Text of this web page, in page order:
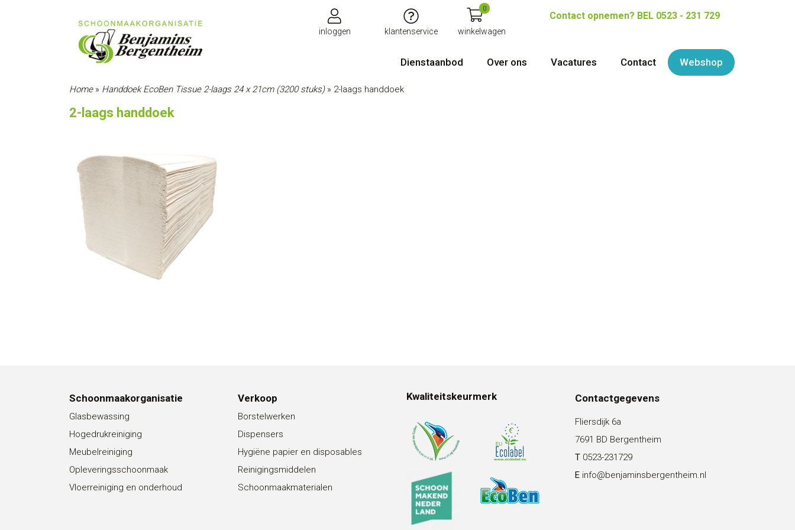
inloggen klantenservice
0
winkelwagen
Contact opnemen? BEL 0523 - 231 729
Dienstaanbod Over ons Vacatures Contact Webshop
Home» Handdoek EcoBen Tissue 2-laags 24 x 21cm (3200 stuks)» 2-laags handdoek
2-laags handdoek
Schoonmaakorganisatie
Glasbewassing
Hogedrukreiniging
Meubelreiniging
Opleveringsschoonmaak
Vloerreiniging en onderhoud
Verkoop
Borstelwerken
Dispensers
Hygiëne papier en disposables
Reinigingsmiddelen
Schoonmaakmaterialen
Kwaliteitskeurmerk Contactgegevens
Fliersdijk 6a
7691 BD Bergentheim
T 0523-231729
E info@benjaminsbergentheim.nl